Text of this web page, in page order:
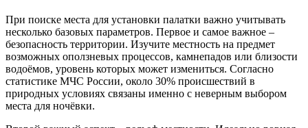
При поиске места для установки палатки важно учитывать
несколько базовых параметров. Первое и самое важное –
безопасность территории. Изучите местность на предмет
возможных оползневых процессов, камнепадов или близости
водоёмов, уровень которых может измениться. Согласно
статистике МЧС России, около 30% происшествий в
природных условиях связаны именно с неверным выбором
места для ночёвки.